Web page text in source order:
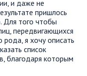
и даже не
пришлось
Для того чтобы
передвигающихся
я хочу описать
список
благодаря которым